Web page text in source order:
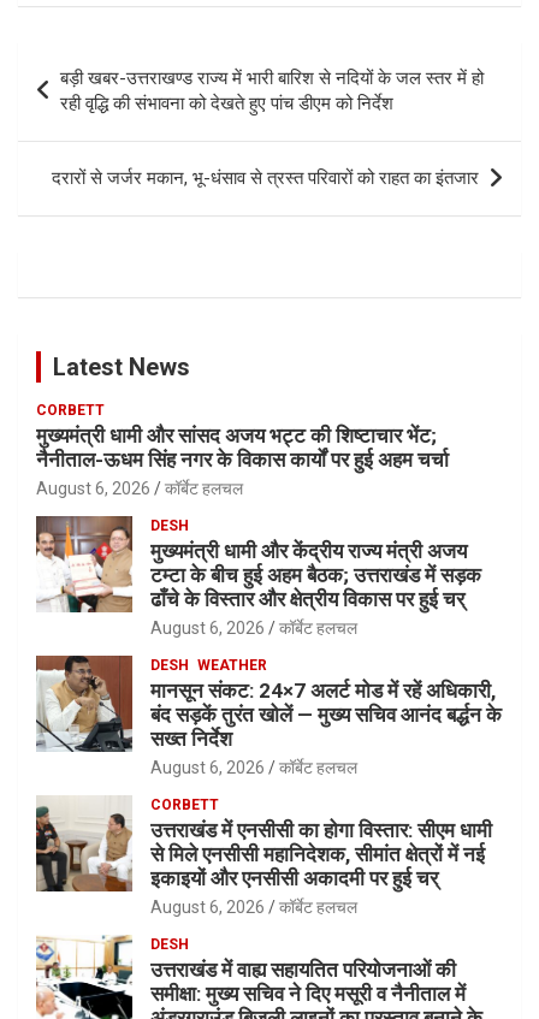
Post
navigation
बड़ी खबर-उत्तराखण्ड राज्य में भारी बारिश से नदियों के जल स्तर में हो
रही वृद्धि की संभावना को देखते हुए पांच डीएम को निर्देश
दरारों से जर्जर मकान, भू-धंसाव से त्रस्त परिवारों को राहत का इंतजार
Latest News
CORBETT
मुख्यमंत्री धामी और सांसद अजय भट्ट की शिष्टाचार भेंट;
नैनीताल-ऊधम सिंह नगर के विकास कार्यों पर हुई अहम चर्चा
August 6, 2026 कॉर्बेट हलचल
DESH
मुख्यमंत्री धामी और केंद्रीय राज्य मंत्री अजय
टम्टा के बीच हुई अहम बैठक; उत्तराखंड में सड़क
ढाँचे के विस्तार और क्षेत्रीय विकास पर हुई चर्
August 6, 2026 कॉर्बेट हलचल
DESH WEATHER
मानसून संकट: 24×7 अलर्ट मोड में रहें अधिकारी,
बंद सड़कें तुरंत खोलें — मुख्य सचिव आनंद बर्द्धन के
सख्त निर्देश
August 6, 2026 कॉर्बेट हलचल
CORBETT
उत्तराखंड में एनसीसी का होगा विस्तार: सीएम धामी
से मिले एनसीसी महानिदेशक, सीमांत क्षेत्रों में नई
इकाइयों और एनसीसी अकादमी पर हुई चर्
August 6, 2026 कॉर्बेट हलचल
DESH
उत्तराखंड में वाह्य सहायतित परियोजनाओं की
समीक्षा: मुख्य सचिव ने दिए मसूरी व नैनीताल में